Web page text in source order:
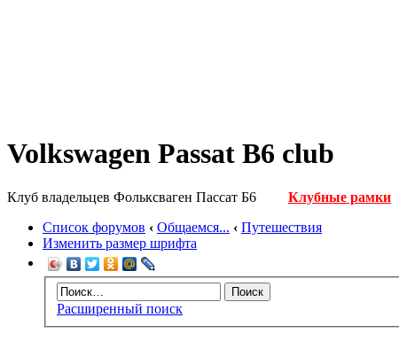
Volkswagen Passat B6 club
Клуб владельцев Фольксваген Пассат Б6
Клубные рамки
Список форумов ‹ Общаемся... ‹ Путешествия
Изменить размер шрифта
Расширенный поиск